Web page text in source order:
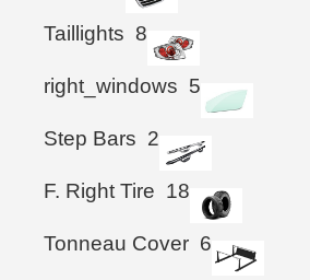
Taillights 8
right_windows 5
Step Bars 2
F. Right Tire 18
Tonneau Cover 6